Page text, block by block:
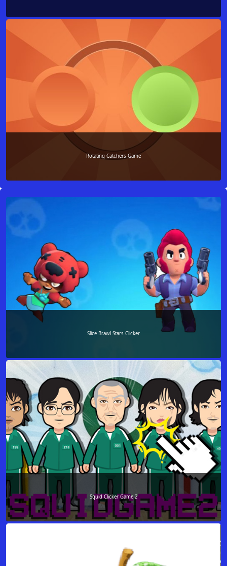
Rotating Catchers Game
Slice Brawl Stars Clicker
Squid Clicker Game 2